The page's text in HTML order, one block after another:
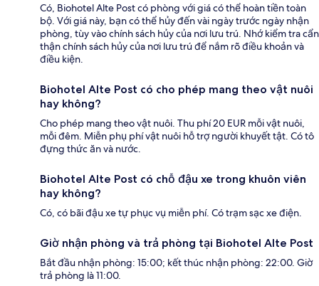
Có, Biohotel Alte Post có phòng với giá có thể hoàn tiền toàn
bộ. Với giá này, bạn có thể hủy đến vài ngày trước ngày nhận
phòng, tùy vào chính sách hủy của nơi lưu trú. Nhớ kiểm tra cẩn
thận chính sách hủy của nơi lưu trú để nắm rõ điều khoản và
điều kiện.
Biohotel Alte Post có cho phép mang theo vật nuôi
hay không?
Cho phép mang theo vật nuôi. Thu phí 20 EUR mỗi vật nuôi,
mỗi đêm. Miễn phụ phí vật nuôi hỗ trợ người khuyết tật. Có tô
đựng thức ăn và nước.
Biohotel Alte Post có chỗ đậu xe trong khuôn viên
hay không?
Có, có bãi đậu xe tự phục vụ miễn phí. Có trạm sạc xe điện.
Giờ nhận phòng và trả phòng tại Biohotel Alte Post
Bắt đầu nhận phòng: 15:00; kết thúc nhận phòng: 22:00. Giờ
trả phòng là 11:00.